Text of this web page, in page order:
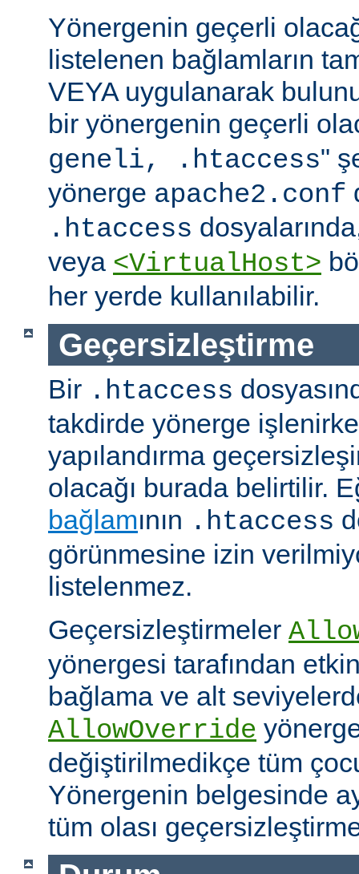
Yönergenin geçerli
listelenen bağlamların
VEYA uygulanarak
bir yönergenin geçerli
geneli, .htaccess"
yönerge apache2.conf
.htaccess
veya <VirtualHost>
her yerde kullanılabilir.
Geçersizleştirme
Bir .htaccess
takdirde yönerge
yapılandırma
olacağı burada belirtilir.
bağlamının .htaccess
görünmesine izin
listelenmez.
Geçersizleştirmeler
yönergesi tarafından
bağlama ve alt
AllowOverride
değiştirilmedikçe tüm
Yönergenin belgesinde
tüm olası